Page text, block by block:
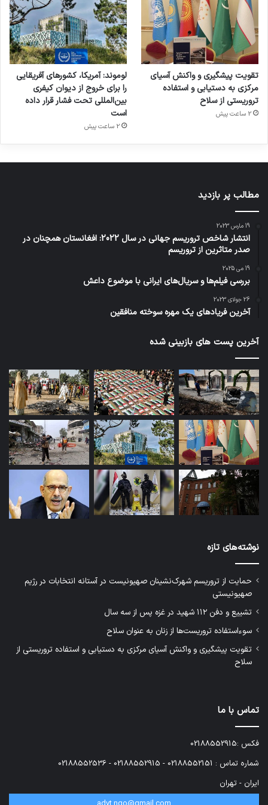
روز جهانی کودک فرصتی برای دادخواهی کودکان قربانی
ترور
تقویت پیشگیری و واکنش آسیای
مرکزی به دستیابی و استفاده
تروریستی از سلاح
2 ساعت پیش
لوموند: آمریکا، کشورهای آفریقایی
را برای خروج از دیوان کیفری
بین‌المللی تحت فشار قرار داده
است
2 ساعت پیش
مطالب پر بازدید
19 مارس 2023
انتشار شاخص تروریسم جهانی در سال 2022: افغانستان همچنان در
صدر متاثرین از تروریسم
19 می 2025
بررسی فیلم‌ها و سریال‌های ایرانی با موضوع داعش
26 جولای 2023
آخرین فریادهای یک مهره سوخته منافقین
آخرین پست های بازبینی شده
نوشته‌های تازه
حمایت از تروریسم شهرک‌نشینان صهیونیست در آستانه انتخابات در رژیم
صهیونیستی
تشییع و دفن ۱۱۲ شهید در غزه پس از سه سال
سوءاستفاده تروریست‌ها از زنان به عنوان سلاح
تقویت پیشگیری و واکنش آسیای مرکزی به دستیابی و استفاده تروریستی از
سلاح
تماس با ما
فکس :02188552915
شماره تماس : 02188552151 - 02188552915 - 02188552536
ایران - تهران